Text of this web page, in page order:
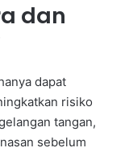
dan
dapat
risiko
tangan,
sebelum